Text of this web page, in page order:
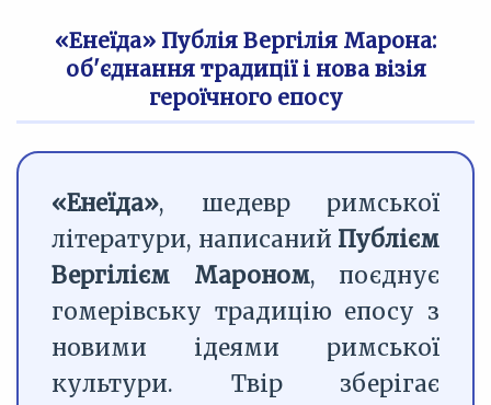
«Енеїда» Публія Вергілія Марона:
об'єднання традиції і нова візія
героїчного епосу
«Енеїда», шедевр римської
літератури, написаний Публієм
Вергілієм Мароном, поєднує
гомерівську традицію епосу з
новими ідеями римської
культури. Твір зберігає